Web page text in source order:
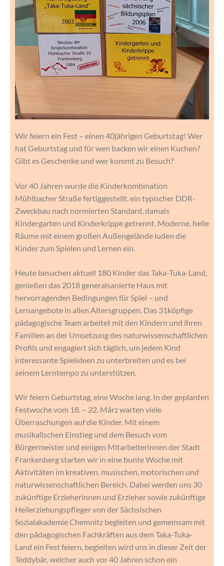
Wir feiern ein Fest – einen 40jährigen Geburtstag! Wer
hat Geburtstag und für wen backen wir einen Kuchen?
Gibt es Geschenke und wer kommt zu Besuch?
Vor 40 Jahren wurde die Kinderkombination
Mühlbacher Straße fertiggestellt, ein typischer DDR-
Zweckbau nach normierten Standard, damals
Kindergarten und Kinderkrippe getrennt. Moderne, helle
Räume mit einem großen Außengelände luden die
Kinder zum Spielen und Lernen ein.
Heute besuchen aktuell 180 Kinder das Taka-Tuka-Land,
genießen das 2018 generalsanierte Haus mit
hervorragenden Bedingungen für Spiel – und
Lernangebote in allen Altersgruppen. Das 31köpfige
pädagogische Team arbeitet mit den Kindern und ihren
Familien an der Umsetzung des naturwissenschaftlichen
Profils und engagiert sich täglich, um jedem Kind
interessante Spielideen zu unterbreiten und es bei
seinem Lerntempo zu unterstützen.
Wir feiern Geburtstag, eine Woche lang. In der geplanten
Festwoche vom 18. – 22. März warten viele
Überraschungen auf die Kinder. Mit einem
musikalischen Einstieg und dem Besuch vom
Bürgermeister und einigen Mitarbeiterinnen der Stadt
Frankenberg starten wir in eine bunte Woche mit
Aktivitäten im kreativen, musischen, motorischen und
naturwissenschaftlichen Bereich. Dabei werden uns 30
zukünftige Erzieherinnen und Erzieher sowie zukünftige
Heilerziehungspfleger von der Sächsischen
Sozialakademie Chemnitz begleiten und gemeinsam mit
den pädagogischen Fachkräften aus dem Taka-Tuka-
Land ein Fest feiern, begleiten wird uns in dieser Zeit der
Teddybär, welcher auch vor 40 Jahren schon ein